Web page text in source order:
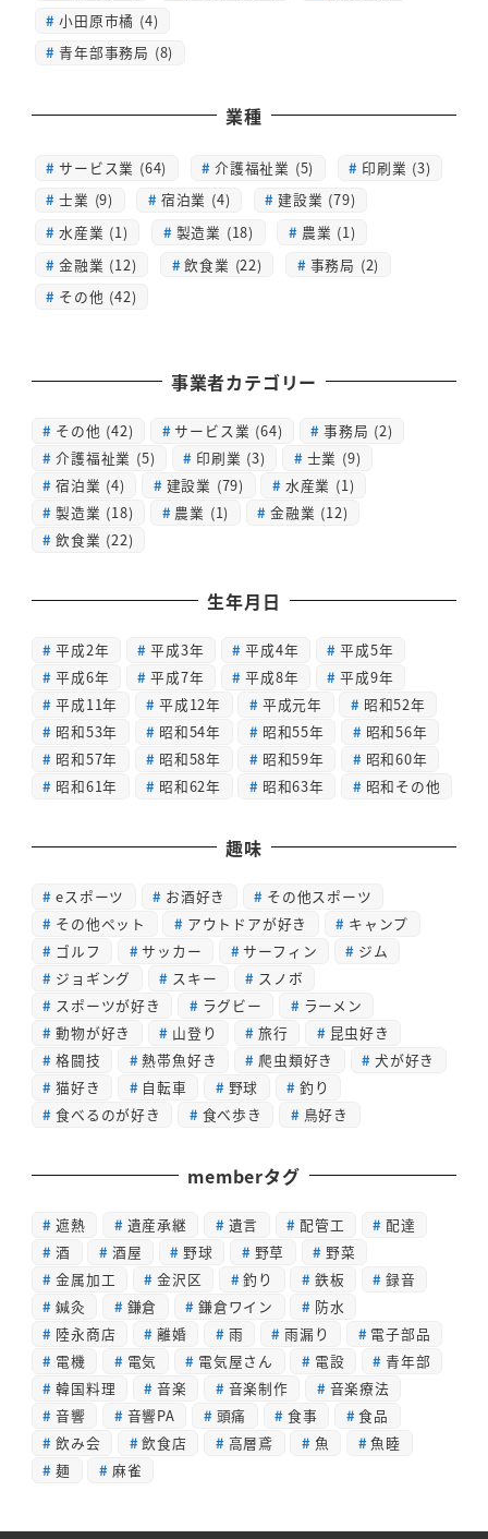
小田原市橘 (4)
青年部事務局 (8)
業種
サービス業 (64) 介護福祉業 (5)
印刷業 (3)
士業 (9)
宿泊業 (4)
建設業 (79)
水産業 (1)
製造業 (18)
農業 (1)
金融業 (12)
飲食業 (22)
事務局 (2)
その他 (42)
事業者カテゴリー
その他 (42) サービス業 (64) 事務局 (2)
介護福祉業 (5) 印刷業 (3) 士業 (9)
宿泊業 (4) 建設業 (79) 水産業 (1)
製造業 (18) 農業 (1) 金融業 (12)
飲食業 (22)
生年月日
平成2年 平成3年 平成4年
平成5年
平成6年
平成7年 平成8年
平成9年
平成11年
平成12年 平成元年
昭和52年
昭和53年
昭和54年 昭和55年
昭和56年
昭和57年
昭和58年 昭和59年
昭和60年
昭和61年
昭和62年 昭和63年 昭和その他
趣味
eスポーツ お酒好き
その他スポーツ
その他ペット
アウトドアが好き
キャンプ
ゴルフ
サッカー サーフィン
ジム
ジョギング
スキー
スノボ
スポーツが好き
ラグビー
ラーメン
動物が好き
山登り 旅行
昆虫好き
格闘技
熱帯魚好き 爬虫類好き
犬が好き
猫好き
自転車 野球
釣り
食べるのが好き
食べ歩き 鳥好き
memberタグ
遮熱 遺産承継 遺言 配管工
配達
酒
酒屋 野球 野草
野菜
金属加工
金沢区 釣り 鉄板
録音
鍼灸
鎌倉 鎌倉ワイン
防水
陸永商店
離婚 雨 雨漏り
電子部品
電機
電気 電気屋さん 電設
青年部
韓国料理
音楽 音楽制作
音楽療法
音響
音響PA 頭痛 食事
食品
飲み会
飲食店 高層鳶 魚
魚睦
麺
麻雀